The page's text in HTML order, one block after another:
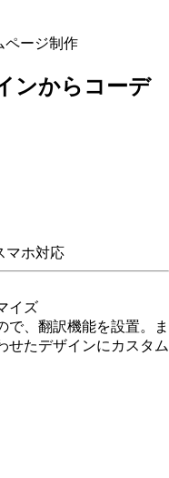
ページ制作
ンからコーデ
マホ対応
イズ
で、翻訳機能を設置。ま
せたデザインにカスタム